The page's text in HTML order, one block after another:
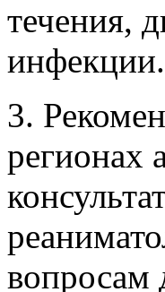
течения,
инфекции.
3.
регионах
вопросам